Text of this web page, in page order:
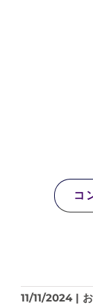
コ
11/11/2024 |